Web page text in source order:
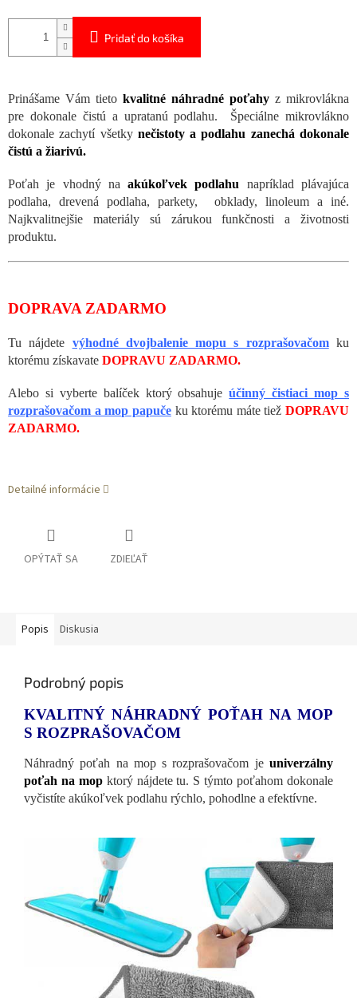
Pridať do košíka
Prinášame Vám tieto kvalitné náhradné poťahy z mikrovlákna
pre dokonalečistú a upratanú podlahu. Špeciálne mikrovlákno
dokonale zachytí všetky nečistoty a podlahu zanechá dokonale
čistú a žiarivú.
Poťah je vhodný naakúkoľvek podlahu napríklad plávajúca
podlaha, drevená podlaha, parkety, obklady, linoleum a iné.
Najkvalitnejšie materiály sú zárukou funkčnosti a životnosti
produktu.
DOPRAVA ZADARMO
Tu nájdete výhodné dvojbalenie mopu s rozprašovačomku
ktorému získavate DOPRAVU ZADARMO.
Alebo si vyberte balíček ktorý obsahujeúčinný čistiaci mop s
rozprašovačom a mop papučeku ktorému máte tiež DOPRAVU
ZADARMO.
Detailné informácie
OPÝTAŤ SA ZDIEĽAŤ
Popis Diskusia
Podrobný popis
KVALITNÝ NÁHRADNÝ POŤAH NA MOP
S ROZPRAŠOVAČOM
Náhradný poťah na mop s rozprašovačom je univerzálny
poťah na mopktorý nájdete tu. S týmto poťahom dokonale
vyčistíte akúkoľvek podlahu rýchlo, pohodlne a efektívne.